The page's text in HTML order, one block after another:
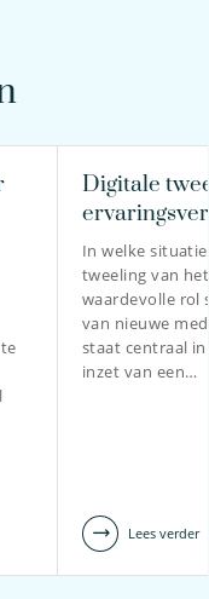
Digitale
In welke
tweeling van
waardevolle rol
van nieuwe
staat centraal
inzet van een…
Lees verder